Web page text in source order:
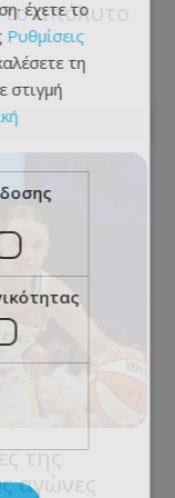
απόλυτο
της
αγώνες
έχετε το
Ρυθμίσεις
τη
στιγμή